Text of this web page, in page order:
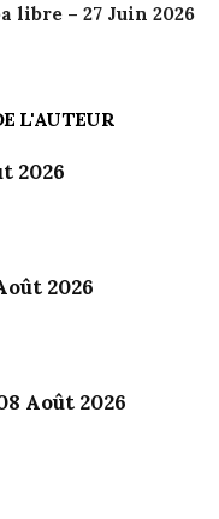
libre – 27 Juin 2026
L'AUTEUR
2026
2026
Août 2026